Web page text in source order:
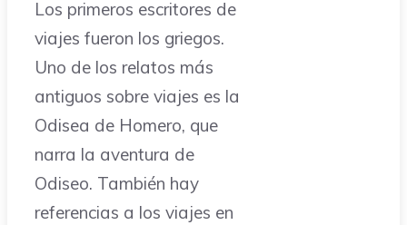
Los primeros escritores de
viajes fueron los griegos.
Uno de los relatos más
antiguos sobre viajes es la
Odisea de Homero, que
narra la aventura de
Odiseo. También hay
referencias a los viajes en